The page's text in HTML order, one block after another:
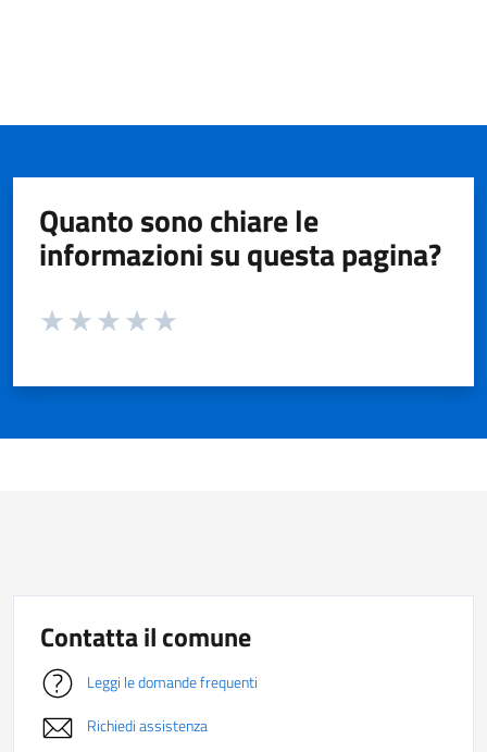
Quanto sono chiare le
informazioni su questa pagina?
Valuta da 1 a 5 stelle la pagina
Contatta il comune
Leggi le domande frequenti
Richiedi assistenza